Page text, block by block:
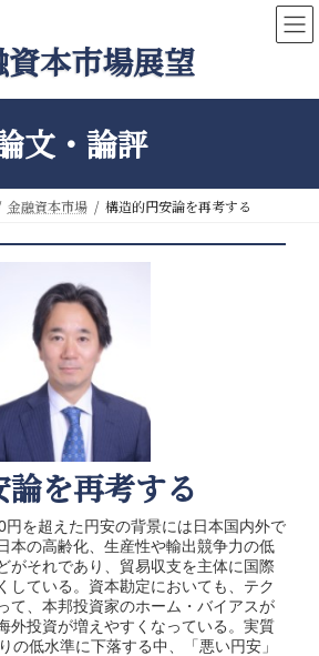
資本市場展望
文・論評
金融資本市場 構造的円安論を再考する
を再考する
を超えた円安の背景には日本国内外で
本の高齢化、生産性や輸出競争力の低
がそれであり、貿易収支を主体に国際
している。資本勘定においても、テク
て、本邦投資家のホーム・バイアスが
外投資が増えやすくなっている。実質
の低水準に下落する中、「悪い円安」